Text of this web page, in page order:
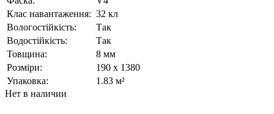
Клас навантаження: 32 кл
Вологостійкість:
Так
Водостійкість:
Так
Товщина:
8 мм
Розміри:
190 x 1380
Упаковка:
1.83 м²
Нет в наличии